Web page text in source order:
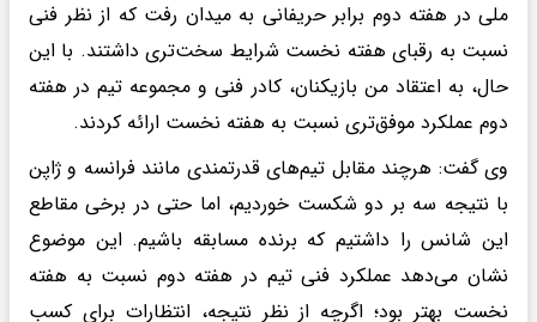
ملی در هفته دوم برابر حریفانی به میدان رفت که از نظر فنی
نسبت به رقبای هفته نخست شرایط سخت‌تری داشتند. با این
حال، به اعتقاد من بازیکنان، کادر فنی و مجموعه تیم در هفته
دوم عملکرد موفق‌تری نسبت به هفته نخست ارائه کردند.
وی گفت: هرچند مقابل تیم‌های قدرتمندی مانند فرانسه و ژاپن
با نتیجه سه بر دو شکست خوردیم، اما حتی در برخی مقاطع
این شانس را داشتیم که برنده مسابقه باشیم. این موضوع
نشان می‌دهد عملکرد فنی تیم در هفته دوم نسبت به هفته
نخست بهتر بود؛ اگرچه از نظر نتیجه، انتظارات برای کسب